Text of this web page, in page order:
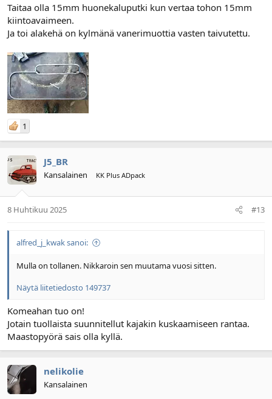
Taitaa olla 15mm huonekaluputki kun vertaa tohon 15mm
kiintoavaimeen.
Ja toi alakehä on kylmänä vanerimuottia vasten taivutettu.
1
J5_BR
Kansalainen KK Plus ADpack
8 Huhtikuu 2025 #13
alfred_j_kwak sanoi:
Mulla on tollanen. Nikkaroin sen muutama vuosi sitten.
Näytä liitetiedosto 149737
Komeahan tuo on!
Jotain tuollaista suunnitellut kajakin kuskaamiseen rantaa.
Maastopyörä sais olla kyllä.
nelikolie
Kansalainen